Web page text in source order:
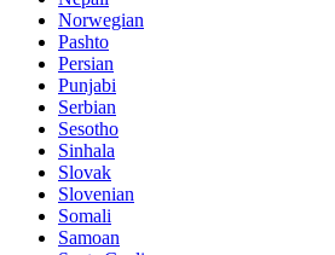
Norwegian
Pashto
Persian
Punjabi
Serbian
Sesotho
Sinhala
Slovak
Slovenian
Somali
Samoan